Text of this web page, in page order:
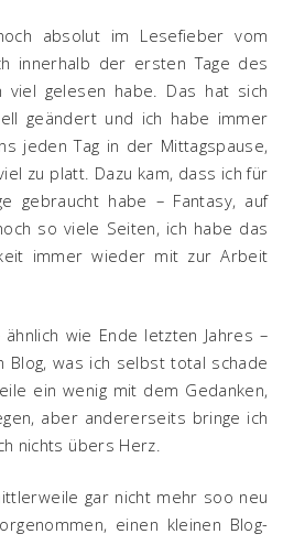
absolut im Lesefieber vom
innerhalb der ersten Tage des
viel gelesen habe. Das hat sich
geändert und ich habe immer
jeden Tag in der Mittagspause,
zu platt. Dazu kam, dass ich für
gebraucht habe – Fantasy, auf
so viele Seiten, ich habe das
immer wieder mit zur Arbeit
wie Ende letzten Jahres –
Blog, was ich selbst total schade
ein wenig mit dem Gedanken,
aber andererseits bringe ich
nichts übers Herz.
gar nicht mehr soo neu
einen kleinen Blog-